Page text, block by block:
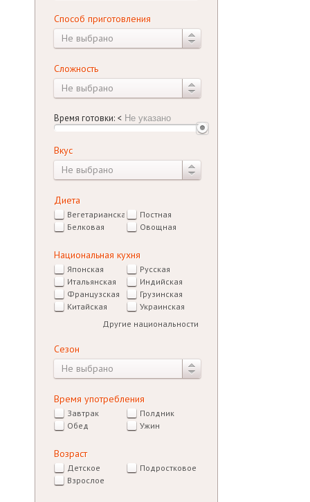
Способ приготовления
Не выбрано
Сложность
Не выбрано
Время готовки: <
Вкус
Не выбрано
Диета
Вегетарианская
Постная
Белковая
Овощная
Национальная кухня
Японская
Русская
Итальянская
Индийская
Французская
Грузинская
Китайская
Украинская
Другие национальности
Сезон
Не выбрано
Время употребления
Завтрак
Полдник
Обед
Ужин
Возраст
Детское
Подростковое
Взрослое